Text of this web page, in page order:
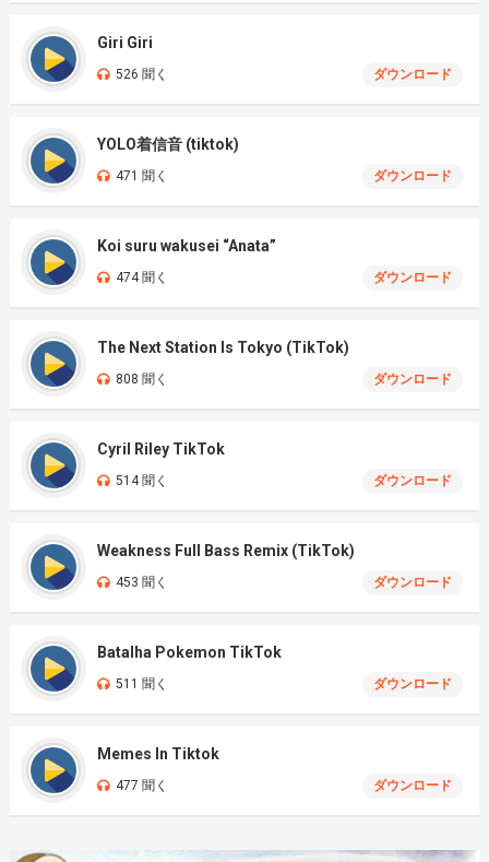
Giri Giri
526 聞く ダウンロード
YOLO着信音 (tiktok)
471 聞く ダウンロード
Koi suru wakusei “Anata”
474 聞く ダウンロード
The Next Station Is Tokyo (TikTok)
808 聞く ダウンロード
Cyril Riley TikTok
514 聞く ダウンロード
Weakness Full Bass Remix (TikTok)
453 聞く ダウンロード
Batalha Pokemon TikTok
511 聞く ダウンロード
Memes In Tiktok
477 聞く ダウンロード